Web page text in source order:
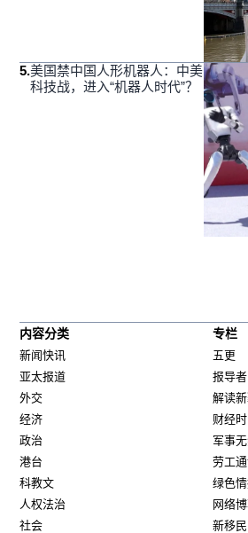
5.美国禁中国人形机器人：中美
科技战，进入“机器人时代”？
内容分类
新闻快讯
亚太报道
外交
经济
政治
港台
科教文
人权法治
社会
专栏
五更
报导
解读
财经
军事
劳工通
绿色
网络
新移民